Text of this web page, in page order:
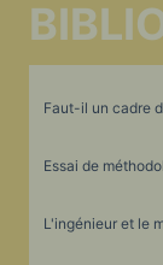
Faut-il un cadre
Essai de
L'ingénieur et le